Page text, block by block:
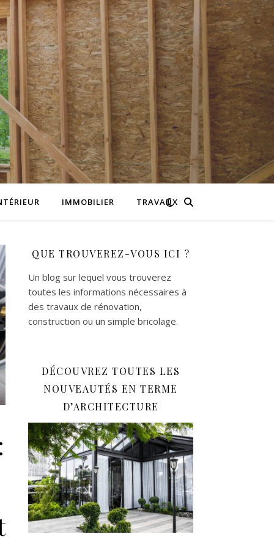
IMMOBILIER TRAVAUX
QUE TROUVEREZ-VOUS ICI ?
Un blog sur lequel vous trouverez
toutes les informations nécessaires à
des travaux de rénovation,
construction ou un simple bricolage.
DÉCOUVREZ TOUTES LES
NOUVEAUTÉS EN TERME
D’ARCHITECTURE